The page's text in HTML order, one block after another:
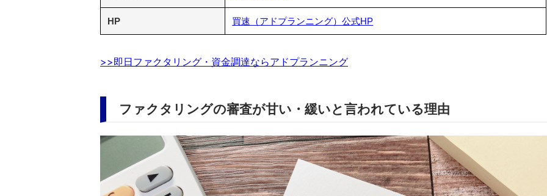
HP 買速（アドプランニング）公式HP
>>即日ファクタリング・資金調達ならアドプランニング
ファクタリングの審査が甘い・緩いと言われている理由